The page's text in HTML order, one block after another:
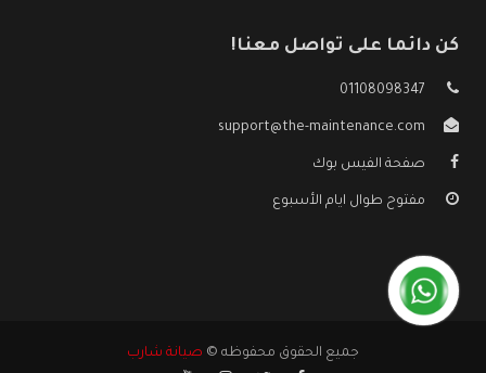
كن دائما على تواصل معنا!
01108098347
support@the-maintenance.com
صفحة الفيس بوك
مفتوح طوال ايام الأسبوع
جميع الحقوق محفوظه © صيانة شارب